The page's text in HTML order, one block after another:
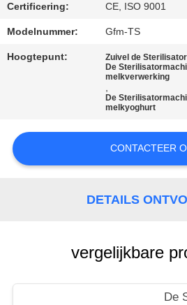
CONTACTEER
ONS
VERZOEK
SITEMAP
Certificering: CE, ISO 9001
Modelnummer: Gfm-TS
Hoogtepunt: Zuivel de
De
melkverwerking
,
De
melkyoghurt
CONTACTEER
DETAILS
vergelijkbare
De